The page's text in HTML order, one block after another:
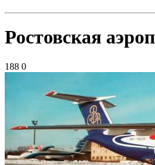
Ростовская
188 0